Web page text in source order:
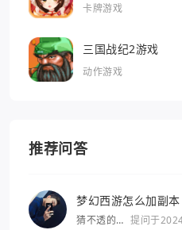
卡牌游戏
三国战纪2游戏
动作游戏
推荐问答
梦幻西游怎么加副本
猜不透的
提问于